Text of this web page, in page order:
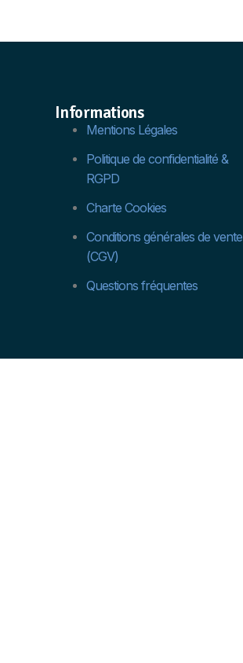
Informations
Mentions Légales
Politique de confidentialité &
RGPD
Charte Cookies
Conditions générales de vente
(CGV)
Questions fréquentes